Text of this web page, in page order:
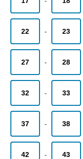
22 - 23
27 - 28
32 - 33
37 - 38
42 - 43